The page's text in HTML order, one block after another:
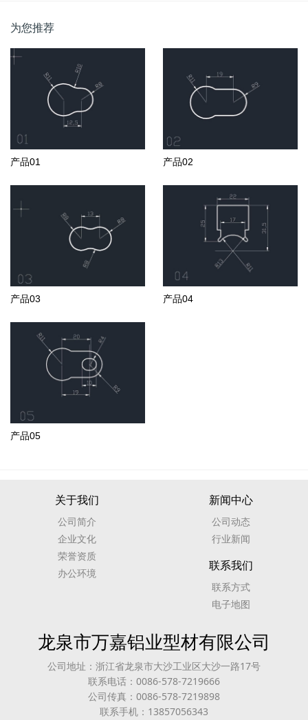
为您推荐
产品01 产品02
产品03 产品04
产品05
关于我们
公司简介
企业文化
荣誉资质
办公环境
新闻中心
公司动态
行业新闻
联系我们
联系方式
电子地图
龙泉市万嘉铝业型材有限公司
公司地址：浙江省龙泉市大沙工业区大沙一路17号
联系电话：0086-578-7219666
公司传真：0086-578-7219898
联系手机：13857056343